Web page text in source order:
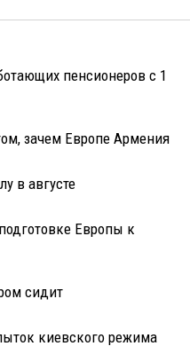
пенсионеров с 1
зачем Европе Армения
в августе
Европы к
сидит
киевского режима